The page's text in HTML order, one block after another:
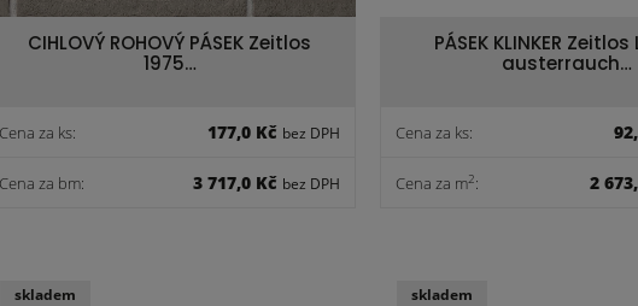
CIHLOVÝ ROHOVÝ PÁSEK Zeitlos
1975…
Cena za ks: 177,0 Kč bez DPH
Cena za bm: 3 717,0 Kč bez DPH
PÁSEK KLINKER Zeitlos
austerrauch…
Cena za ks:
Cena za m2: 2
skladem
skladem